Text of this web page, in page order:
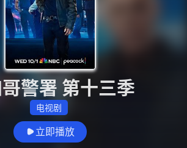
警署 第十三季
电视剧
立即播放